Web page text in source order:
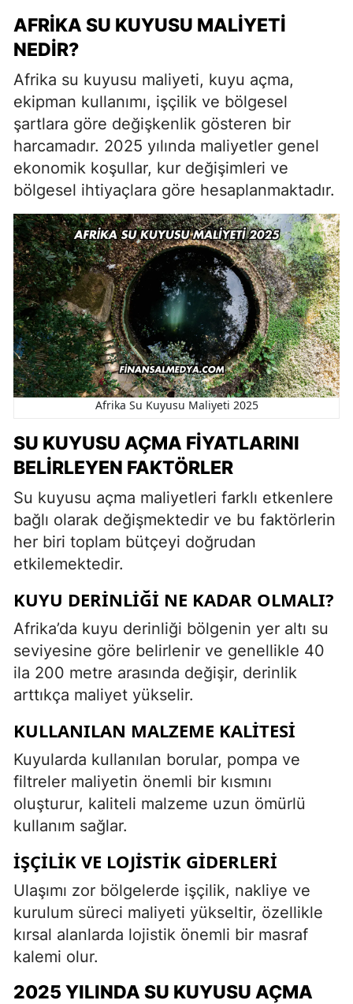
AFRIKA SU KUYUSU MALIYETI
NEDIR?
Afrika su kuyusu maliyeti, kuyu açma,
ekipman kullanımı, işçilik ve bölgesel
şartlara göre değişkenlik gösteren bir
harcamadır. 2025 yılında maliyetler genel
ekonomik koşullar, kur değişimleri ve
bölgesel ihtiyaçlara göre hesaplanmaktadır.
Afrika Su Kuyusu Maliyeti 2025
SU KUYUSU AÇMA FIYATLARINI
BELIRLEYEN FAKTÖRLER
Su kuyusu açma maliyetleri farklı etkenlere
bağlı olarak değişmektedir ve bu faktörlerin
her biri toplam bütçeyi doğrudan
etkilemektedir.
KUYU DERINLIĞI NE KADAR OLMALI?
Afrika’da kuyu derinliği bölgenin yer altı su
seviyesine göre belirlenir ve genellikle 40
ila 200 metre arasında değişir, derinlik
arttıkça maliyet yükselir.
KULLANILAN MALZEME KALITESI
Kuyularda kullanılan borular, pompa ve
filtreler maliyetin önemli bir kısmını
oluşturur, kaliteli malzeme uzun ömürlü
kullanım sağlar.
İŞÇILIK VE LOJISTIK GIDERLERI
Ulaşımı zor bölgelerde işçilik, nakliye ve
kurulum süreci maliyeti yükseltir, özellikle
kırsal alanlarda lojistik önemli bir masraf
kalemi olur.
2025 YILINDA SU KUYUSU AÇMA